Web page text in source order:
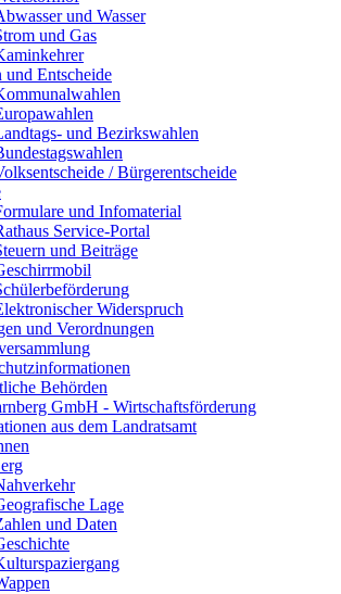
und Wasser
und Gas
und Entscheide
und Bezirkswahlen
/ Bürgerentscheide
und Infomaterial
Service-Portal
und Beiträge
Widerspruch
und Verordnungen
Behörden
GmbH - Wirtschaftsförderung
aus dem Landratsamt
Lage
und Daten